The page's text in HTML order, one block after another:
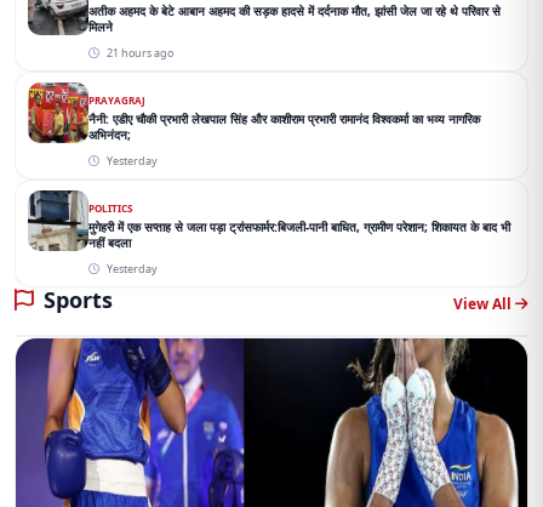
अतीक अहमद के बेटे आबान अहमद की सड़क हादसे में दर्दनाक मौत, झांसी जेल जा रहे थे परिवार से
मिलने
21 hours ago
PRAYAGRAJ
नैनी: एडीए चौकी प्रभारी लेखपाल सिंह और काशीराम प्रभारी रामानंद विश्वकर्मा का भव्य नागरिक
अभिनंदन;
Yesterday
POLITICS
मुगेहरी में एक सप्ताह से जला पड़ा ट्रांसफार्मर:बिजली-पानी बाधित, ग्रामीण परेशान; शिकायत के बाद भी
नहीं बदला
Yesterday
Sports View All